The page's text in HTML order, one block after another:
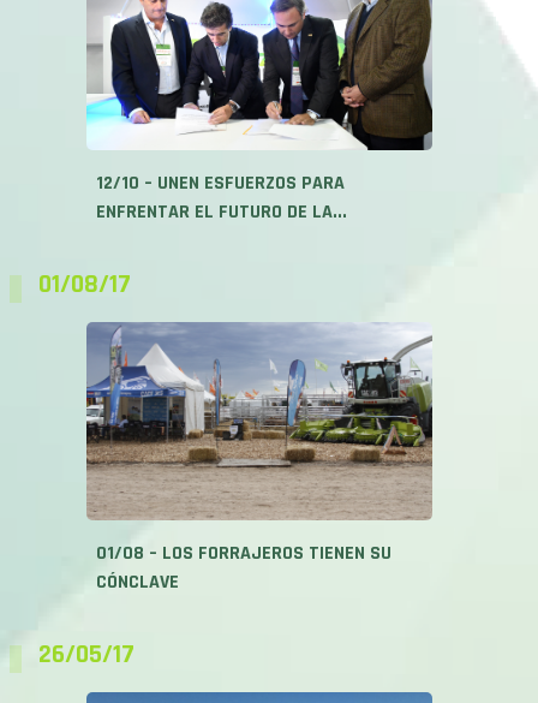
12/10 – UNEN ESFUERZOS PARA
ENFRENTAR EL FUTURO DE LA...
01/08/17
01/08 – LOS FORRAJEROS TIENEN SU
CÓNCLAVE
26/05/17